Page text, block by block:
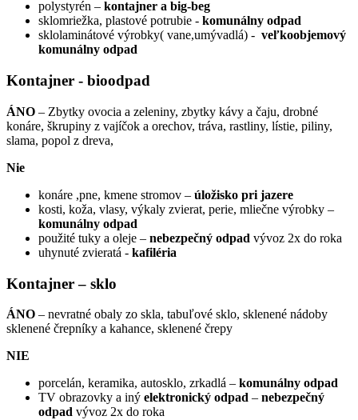
polystyrén – kontajner a big-beg
sklomriežka, plastové potrubie - komunálny odpad
sklolaminátové výrobky( vane,umývadlá) - veľkoobjemový
komunálny odpad
Kontajner - bioodpad
ÁNO – Zbytky ovocia a zeleniny, zbytky kávy a čaju, drobné
konáre, škrupiny z vajíčok a orechov, tráva, rastliny, lístie, piliny,
slama, popol z dreva,
Nie
konáre ,pne, kmene stromov – úložisko pri jazere
kosti, koža, vlasy, výkaly zvierat, perie, mliečne výrobky –
komunálny odpad
použité tuky a oleje – nebezpečný odpad vývoz 2x do roka
uhynuté zvieratá - kafiléria
Kontajner – sklo
ÁNO – nevratné obaly zo skla, tabuľové sklo, sklenené nádoby
sklenené črepníky a kahance, sklenené črepy
NIE
porcelán, keramika, autosklo, zrkadlá – komunálny odpad
TV obrazovky a iný elektronický odpad – nebezpečný
odpad vývoz 2x do roka